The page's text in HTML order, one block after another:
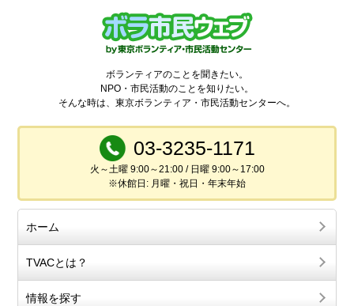
ボランティアのことを聞きたい。
NPO・市民活動のことを知りたい。
そんな時は、東京ボランティア・市民活動センターへ。
03-3235-1171
火～土曜 9:00～21:00 / 日曜 9:00～17:00
※休館日: 月曜・祝日・年末年始
ホーム
TVACとは？
情報を探す